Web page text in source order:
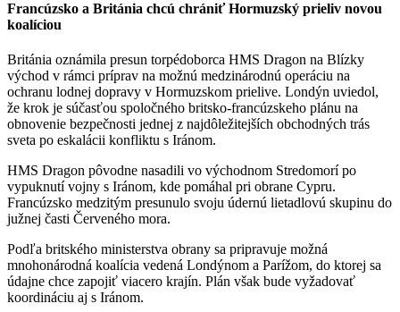
Francúzsko a Británia chcú chrániť Hormuzský prieliv novou
koalíciou
Británia oznámila presun torpédoborca HMS Dragon na Blízky
východ v rámci príprav na možnú medzinárodnú operáciu na
ochranu lodnej dopravy v Hormuzskom prielive. Londýn uviedol,
že krok je súčasťou spoločného britsko-francúzskeho plánu na
obnovenie bezpečnosti jednej z najdôležitejších obchodných trás
sveta po eskalácii konfliktu s Iránom.
HMS Dragon pôvodne nasadili vo východnom Stredomorí po
vypuknutí vojny s Iránom, kde pomáhal pri obrane Cypru.
Francúzsko medzitým presunulo svoju údernú lietadlovú skupinu do
južnej časti Červeného mora.
Podľa britského ministerstva obrany sa pripravuje možná
mnohonárodná koalícia vedená Londýnom a Parížom, do ktorej sa
údajne chce zapojiť viacero krajín. Plán však bude vyžadovať
koordináciu aj s Iránom.